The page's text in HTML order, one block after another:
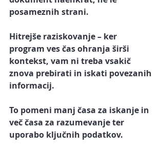
posameznih strani.
Hitrejše raziskovanje – ker
program ves čas ohranja širši
kontekst, vam ni treba vsakič
znova prebirati in iskati povezanih
informacij.
To pomeni manj časa za iskanje in
več časa za razumevanje ter
uporabo ključnih podatkov.